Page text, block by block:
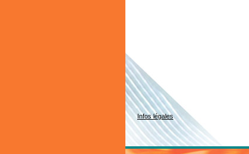
Infos légales